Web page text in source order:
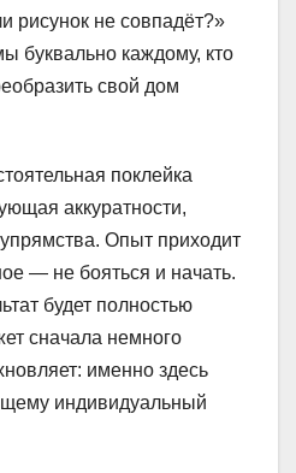
рисунок не совпадёт?»
буквально каждому, кто
свой дом
поклейка
аккуратности,
Опыт приходит
— не бояться и начать.
будет полностью
сначала немного
именно здесь
индивидуальный